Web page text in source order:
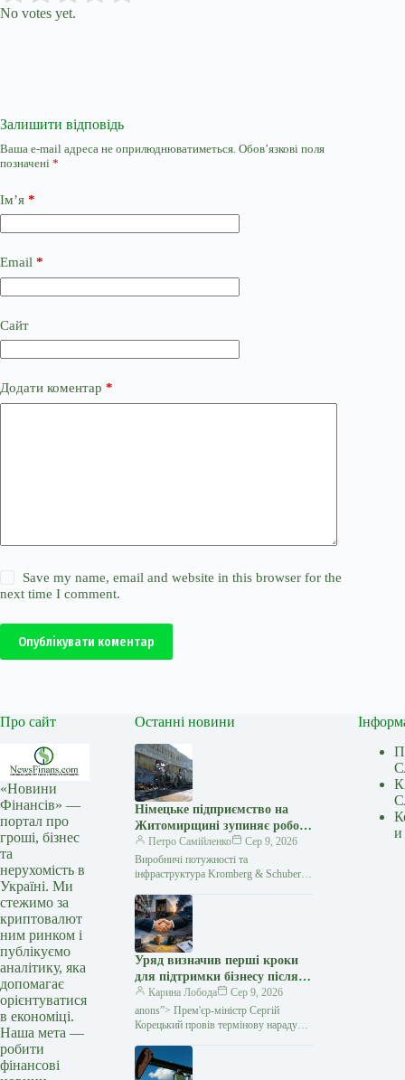
No votes yet.
Залишити відповідь
Ваша e-mail адреса не оприлюднюватиметься. Обов’язкові поля
позначені *
Ім’я *
Email *
Сайт
Додати коментар *
Save my name, email and website in this browser for the
next time I comment.
Опублікувати коментар
Про сайт
«Новини
Фінансів» —
портал про
гроші, бізнес
та
нерухомість в
Україні. Ми
стежимо за
криптовалют
ним ринком і
публікуємо
аналітику, яка
допомагає
орієнтуватися
в економіці.
Наша мета —
робити
фінансові
Останні новини
Німецьке підприємство на
Житомирщині зупиняє роботу
після атаки РФ
Петро Самійленко
Сер 9, 2026
Виробничі потужності та
інфраструктура Kromberg & Schubert
Підприємство Kromberg & Schubert
тимчасово припиняє роботу після
російської атаки.…
Уряд визначив перші кроки
для підтримки бізнесу після
російських атак — Мінфін
Карина Лобода
Сер 9, 2026
anons”> Прем'єр-міністр Сергій
Корецький провів термінову нараду
та логістичних компаній після серії
російських ударів
и